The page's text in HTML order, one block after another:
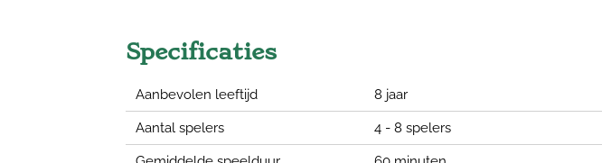
Specificaties
Aanbevolen leeftijd 8 jaar
Aantal spelers 4 - 8 spelers